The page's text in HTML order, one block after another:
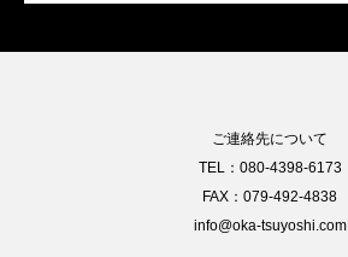
ご連絡先について
TEL：080-4398-6173
FAX：079-492-4838
info@oka-tsuyoshi.com